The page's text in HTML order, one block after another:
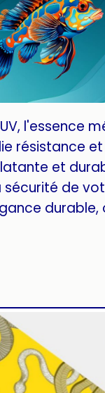
l'essence
résistance
et
de
durable,